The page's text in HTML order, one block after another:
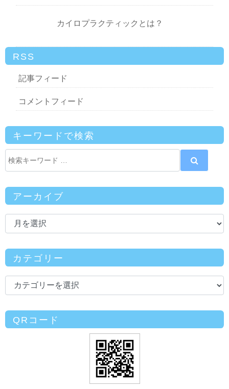
カイロプラクティックとは？
RSS
記事フィード
コメントフィード
キーワードで検索
アーカイブ
カテゴリー
QRコード